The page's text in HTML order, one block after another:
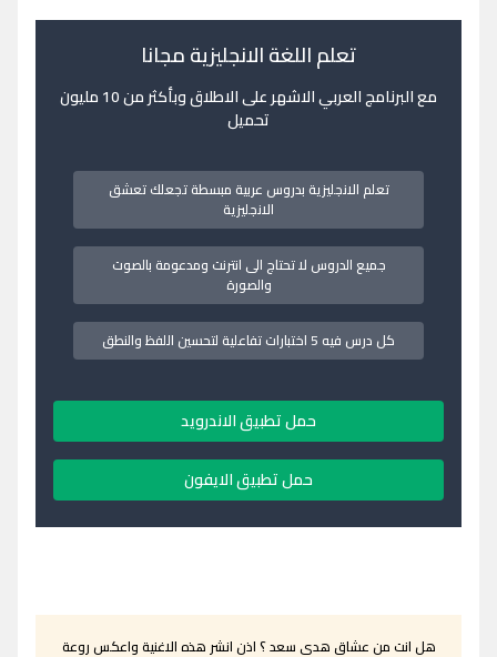
تعلم اللغة الانجليزية مجانا
مع البرنامج العربي الاشهر على الاطلاق وبأكثر من 10 مليون
تحميل
تعلم الانجليزية بدروس عربية مبسطة تجعلك تعشق
الانجليزية
جميع الدروس لا تحتاج الى انترنت ومدعومة بالصوت
والصورة
كل درس فيه 5 اختبارات تفاعلية لتحسين اللفظ والنطق
حمل تطبيق الاندرويد
حمل تطبيق الايفون
هل انت من عشاق هدى سعد ؟ اذن انشر هذه الاغنية واعكس روعة